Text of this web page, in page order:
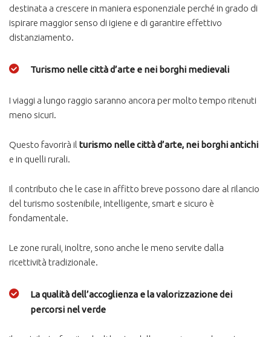
destinata a crescere in maniera esponenziale perché in grado di
ispirare maggior senso di igiene e di garantire effettivo
distanziamento.
Turismo nelle città d’arte e nei borghi medievali
I viaggi a lungo raggio saranno ancora per molto tempo ritenuti
meno sicuri.
Questo favorirà il turismo nelle città d’arte, nei borghi antichi
e in quelli rurali.
Il contributo che le case in affitto breve possono dare al rilancio
del turismo sostenibile, intelligente, smart e sicuro è
fondamentale.
Le zone rurali, inoltre, sono anche le meno servite dalla
ricettività tradizionale.
La qualità dell’accoglienza e la valorizzazione dei
percorsi nel verde